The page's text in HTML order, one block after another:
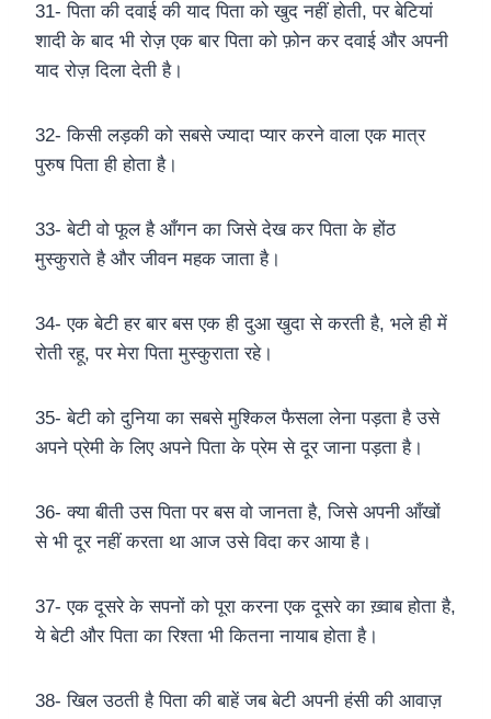
31- पिता की दवाई की याद पिता को खुद नहीं होती, पर बेटियां
शादी के बाद भी रोज़ एक बार पिता को फ़ोन कर दवाई और अपनी
याद रोज़ दिला देती है।
32- किसी लड़की को सबसे ज्यादा प्यार करने वाला एक मात्र
पुरुष पिता ही होता है।
33- बेटी वो फूल है आँगन का जिसे देख कर पिता के होंठ
मुस्कुराते है और जीवन महक जाता है।
34- एक बेटी हर बार बस एक ही दुआ खुदा से करती है, भले ही में
रोती रहू, पर मेरा पिता मुस्कुराता रहे।
35- बेटी को दुनिया का सबसे मुश्किल फैसला लेना पड़ता है उसे
अपने प्रेमी के लिए अपने पिता के प्रेम से दूर जाना पड़ता है।
36- क्या बीती उस पिता पर बस वो जानता है, जिसे अपनी आँखों
से भी दूर नहीं करता था आज उसे विदा कर आया है।
37- एक दूसरे के सपनों को पूरा करना एक दूसरे का ख़्वाब होता है,
ये बेटी और पिता का रिश्ता भी कितना नायाब होता है।
38- खिल उठती है पिता की बाहें जब बेटी अपनी हंसी की आवाज़